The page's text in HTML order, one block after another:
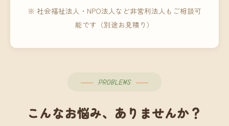
※ 社会福祉法人・NPO法人など非営利法人もご相談可
能です（別途お見積り）
PROBLEMS
こんなお悩み、ありませんか？